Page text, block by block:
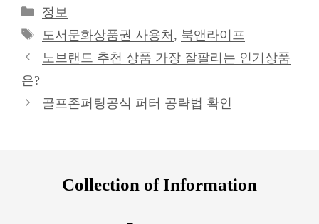
카
테
리
정보
태
그
도서문화상품권 사용처 , 북앤라이프
노브랜드 추천 상품 가장 잘팔리는 인기상품
은?
골프존퍼팅공식 퍼터 공략법 확인
Collection of Information